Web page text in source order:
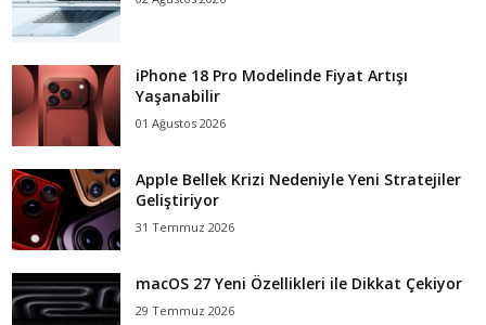
iPhone 18 Pro Modelinde Fiyat Artışı
Yaşanabilir
01 Ağustos 2026
Apple Bellek Krizi Nedeniyle Yeni Stratejiler
Geliştiriyor
31 Temmuz 2026
macOS 27 Yeni Özellikleri ile Dikkat Çekiyor
29 Temmuz 2026